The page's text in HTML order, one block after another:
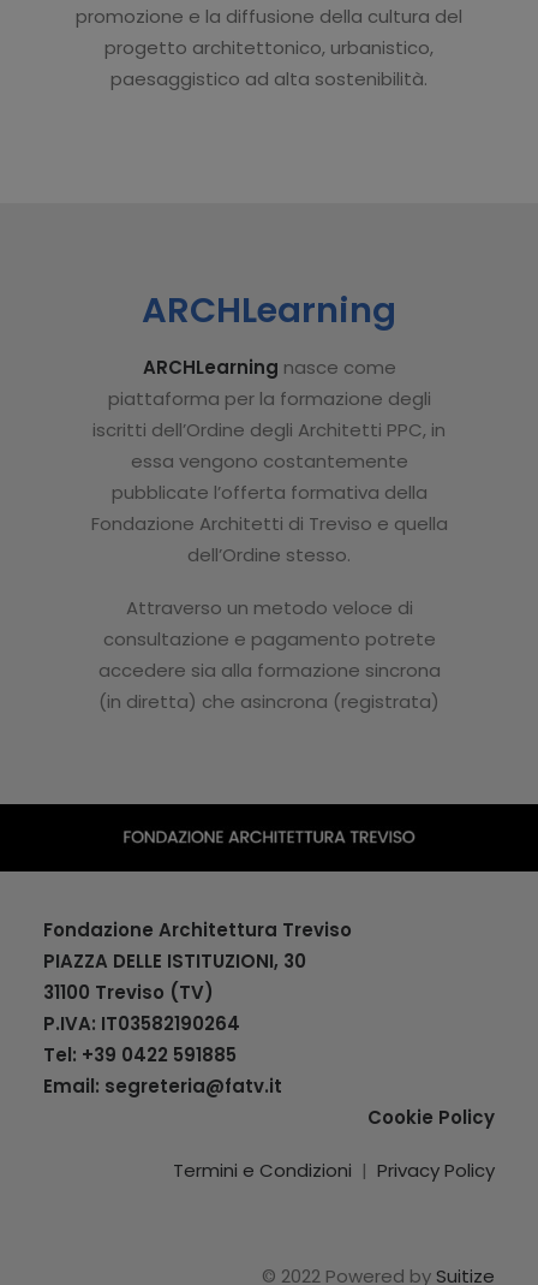
promozione e la diffusione della cultura del
progetto architettonico, urbanistico,
paesaggistico ad alta sostenibilità.
ARCHLearning
ARCHLearning nasce come
piattaforma per la formazione degli
iscritti dell’Ordine degli Architetti PPC, in
essa vengono costantemente
pubblicate l’offerta formativa della
Fondazione Architetti di Treviso e quella
dell’Ordine stesso.
Attraverso un metodo veloce di
consultazione e pagamento potrete
accedere sia alla formazione sincrona
(in diretta) che asincrona (registrata)
Fondazione Architettura Treviso
PIAZZA DELLE ISTITUZIONI, 30
31100 Treviso (TV)
P.IVA: IT03582190264
Tel: +39 0422 591885
Email: segreteria@fatv.it
Cookie Policy
Termini e Condizioni | Privacy Policy
© 2022 Powered by Suitize